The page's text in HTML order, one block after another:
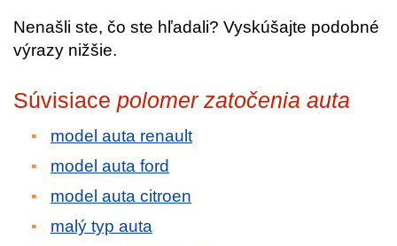
Nenašli ste, čo ste hľadali? Vyskúšajte podobné
výrazy nižšie.
Súvisiace polomer zatočenia auta
model auta renault
model auta ford
model auta citroen
malý typ auta